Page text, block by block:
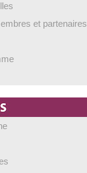
et partenaires